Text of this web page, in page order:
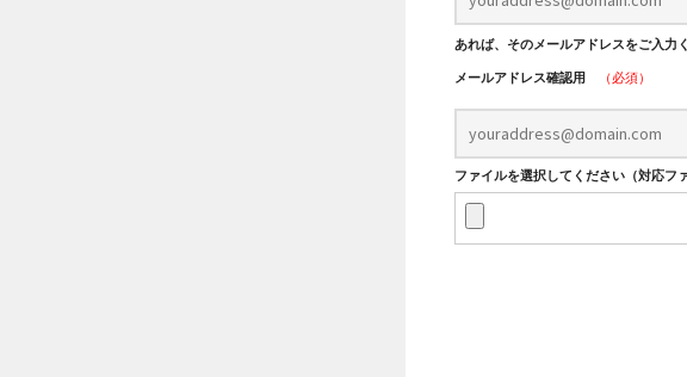
あれば、そのメールアドレスをご入力
メールアドレス確認用
（必須）
ファイルを選択してください（対応